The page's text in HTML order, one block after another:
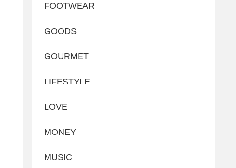
FOOTWEAR
GOODS
GOURMET
LIFESTYLE
LOVE
MONEY
MUSIC